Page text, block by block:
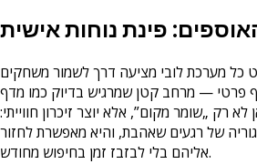
פינת נוחות אישית
כל מערכת לובי מציעה דרך לשמור משחקים
פרטי — מרחב קטן שמרגיש בדיוק כמו מדף
רק „שומר מקום”, אלא יוצר זיכרון חווייתי:
של רגעים שאהבת, והיא מאפשרת לחזור
אליהם בלי לבזבז זמן בחיפוש מחודש.